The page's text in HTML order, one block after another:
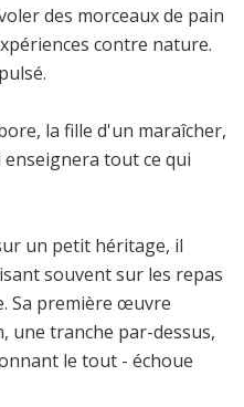
des morceaux de pain
contre nature.
la fille d'un maraîcher,
tout ce qui
un petit héritage, il
souvent sur les repas
Sa première œuvre
une tranche par-dessus,
le tout - échoue